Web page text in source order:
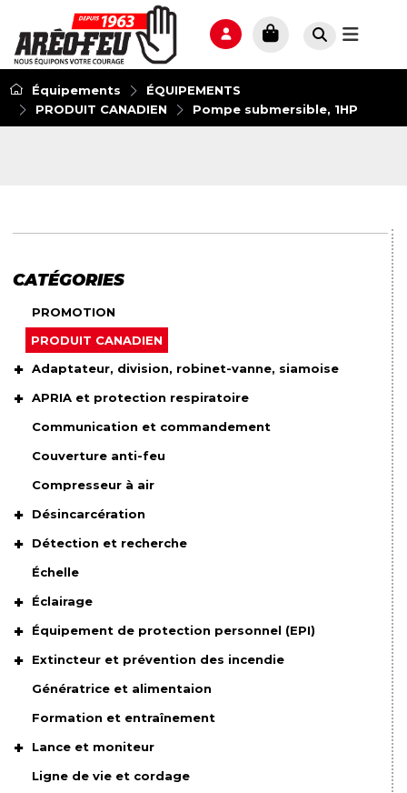
Équipements
ÉQUIPEMENTS
PRODUIT CANADIEN
Pompe submersible, 1HP
CATÉGORIES
PROMOTION
PRODUIT CANADIEN
Adaptateur, division, robinet-vanne, siamoise
APRIA et protection respiratoire
Communication et commandement
Couverture anti-feu
Compresseur à air
Désincarcération
Détection et recherche
Échelle
Éclairage
Équipement de protection personnel (EPI)
Extincteur et prévention des incendie
Génératrice et alimentaion
Formation et entraînement
Lance et moniteur
Ligne de vie et cordage